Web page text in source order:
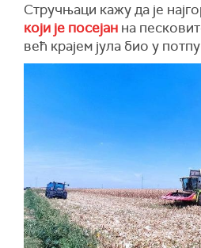
Стручњаци кажу да је
који је посејан на
већ крајем јула био у